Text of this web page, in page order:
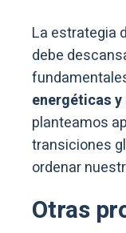
La estrategia
debe
energéticas
planteamos
transiciones
ordenar
Otras